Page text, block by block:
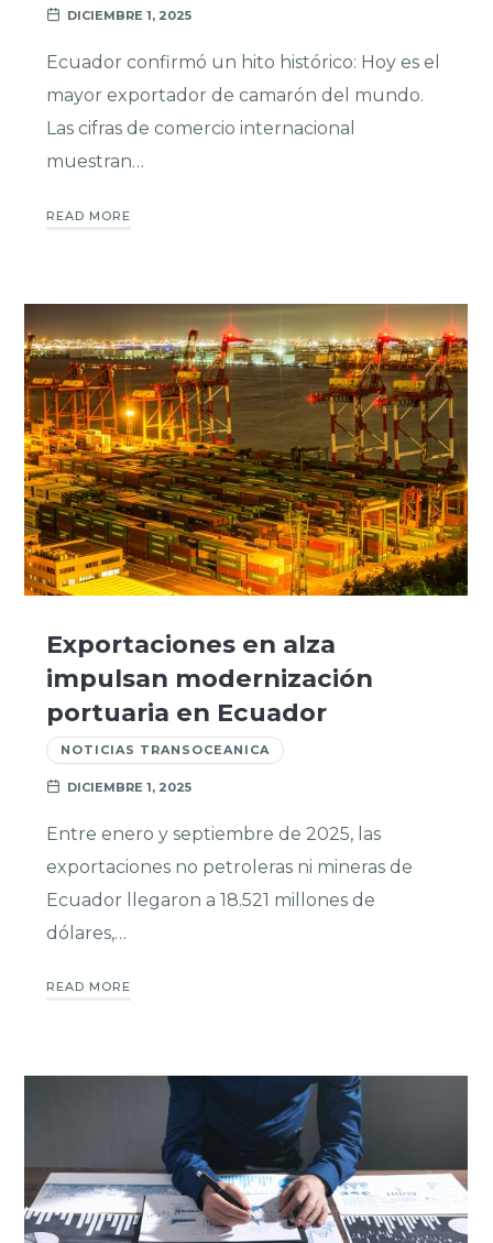
DICIEMBRE 1, 2025
Ecuador confirmó un hito histórico: Hoy es el
mayor exportador de camarón del mundo.
Las cifras de comercio internacional
muestran…
READ MORE
Exportaciones en alza
impulsan modernización
portuaria en Ecuador
NOTICIAS TRANSOCEANICA
DICIEMBRE 1, 2025
Entre enero y septiembre de 2025, las
exportaciones no petroleras ni mineras de
Ecuador llegaron a 18.521 millones de
dólares,…
READ MORE